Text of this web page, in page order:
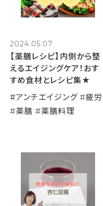
2024.05.07
【薬膳レシピ】内側から整
えるエイジングケア！おす
すめ食材とレシピ集★
#アンチエイジング#疲労
#薬膳 #薬膳料理